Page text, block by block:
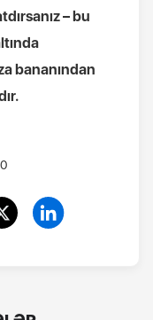
– bu
bananından
.